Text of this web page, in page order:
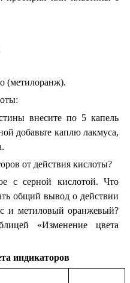
(метилоранж).
внесите по 5 капель
добавьте каплю лакмуса,
от действия кислоты?
с серной кислотой. Что
общий вывод о действии
и метиловый оранжевый?
«Изменение цвета
индикаторов